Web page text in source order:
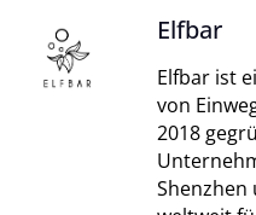
Elfbar
Elfbar ist
von
2018
Shenzhen